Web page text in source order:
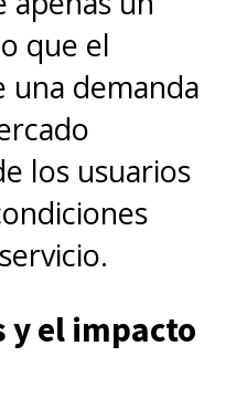
que el
una demanda
los usuarios
y el impacto